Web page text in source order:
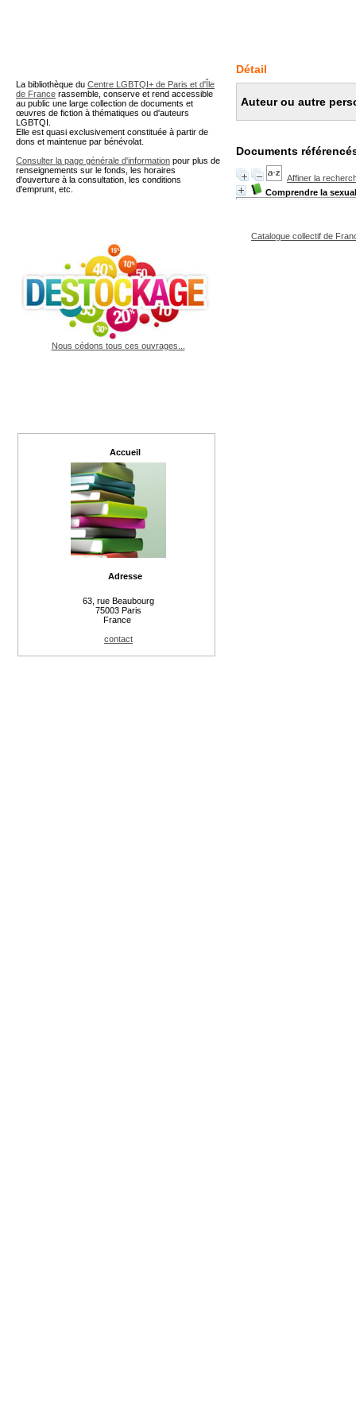
Détail
Auteur ou autre
Documents
Affiner la
Comprendre la
Catalogue collectif de
La bibliothèque du Centre LGBTQI+ de Paris et d'Île
de France rassemble, conserve et rend accessible
au public une large collection de documents et
œuvres de fiction à thématiques ou d'auteurs
LGBTQI.
Elle est quasi exclusivement constituée à partir de
dons et maintenue par bénévolat.
Consulter la page générale d'information pour plus de
renseignements sur le fonds, les horaires
d'ouverture à la consultation, les conditions
d'emprunt, etc.
Nous cédons tous ces ouvrages...
Accueil
Adresse
63, rue Beaubourg
75003 Paris
France
contact